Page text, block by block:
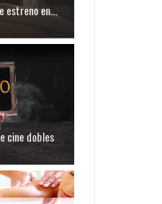
estreno en...
cine dobles